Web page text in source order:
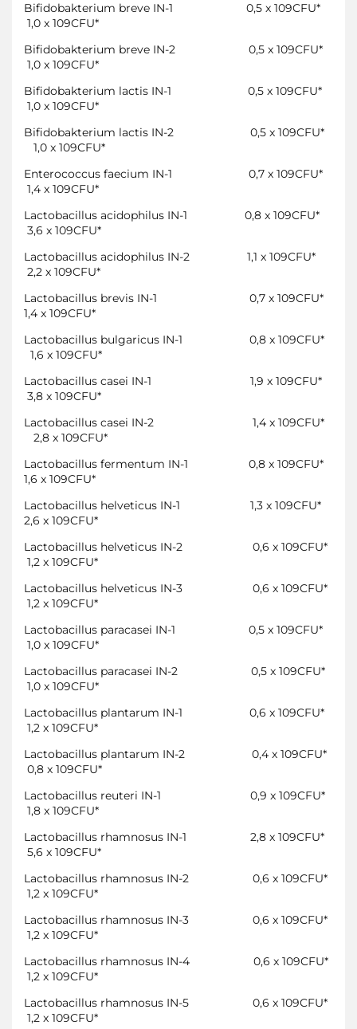
Bifidobakterium breve IN-1
0,5 x 109CFU*
1,0 x 109CFU*
Bifidobakterium breve IN-2
0,5 x 109CFU*
1,0 x 109CFU*
Bifidobakterium lactis IN-1
0,5 x 109CFU*
1,0 x 109CFU*
Bifidobakterium lactis IN-2
0,5 x 109CFU*
1,0 x 109CFU*
Enterococcus faecium IN-1
0,7 x 109CFU*
1,4 x 109CFU*
Lactobacillus acidophilus IN-1
0,8 x 109CFU*
3,6 x 109CFU*
Lactobacillus acidophilus IN-2
1,1 x 109CFU*
2,2 x 109CFU*
Lactobacillus brevis IN-1
0,7 x 109CFU*
1,4 x 109CFU*
Lactobacillus bulgaricus IN-1
0,8 x 109CFU*
1,6 x 109CFU*
Lactobacillus casei IN-1
1,9 x 109CFU*
3,8 x 109CFU*
Lactobacillus casei IN-2
1,4 x 109CFU*
2,8 x 109CFU*
Lactobacillus fermentum IN-1
0,8 x 109CFU*
1,6 x 109CFU*
Lactobacillus helveticus IN-1
1,3 x 109CFU*
2,6 x 109CFU*
Lactobacillus helveticus IN-2
0,6 x 109CFU*
1,2 x 109CFU*
Lactobacillus helveticus IN-3
0,6 x 109CFU*
1,2 x 109CFU*
Lactobacillus paracasei IN-1
0,5 x 109CFU*
1,0 x 109CFU*
Lactobacillus paracasei IN-2
0,5 x 109CFU*
1,0 x 109CFU*
Lactobacillus plantarum IN-1
0,6 x 109CFU*
1,2 x 109CFU*
Lactobacillus plantarum IN-2
0,4 x 109CFU*
0,8 x 109CFU*
Lactobacillus reuteri IN-1
0,9 x 109CFU*
1,8 x 109CFU*
Lactobacillus rhamnosus IN-1
2,8 x 109CFU*
5,6 x 109CFU*
Lactobacillus rhamnosus IN-2
0,6 x 109CFU*
1,2 x 109CFU*
Lactobacillus rhamnosus IN-3
0,6 x 109CFU*
1,2 x 109CFU*
Lactobacillus rhamnosus IN-4
0,6 x 109CFU*
1,2 x 109CFU*
Lactobacillus rhamnosus IN-5
0,6 x 109CFU*
1,2 x 109CFU*